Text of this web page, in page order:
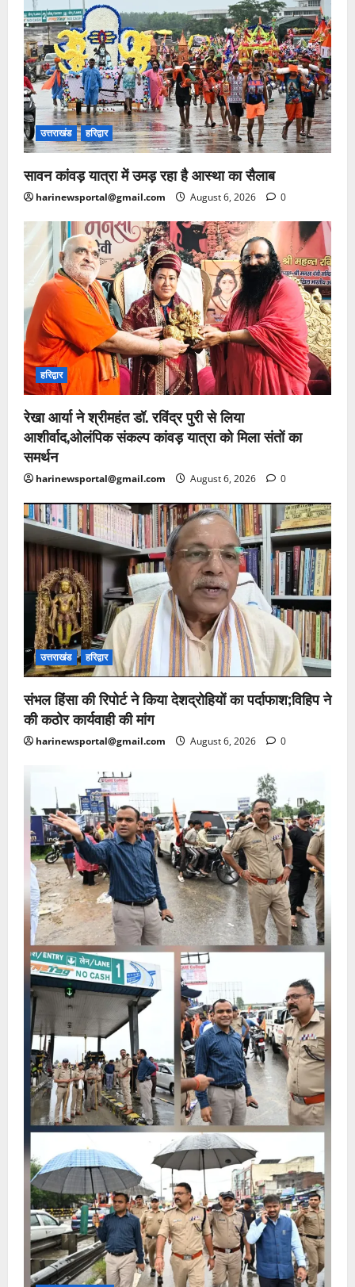
उत्तराखंड हरिद्वार
सावन कांवड़ यात्रा में उमड़ रहा है आस्था का सैलाब
harinewsportal@gmail.com August 6, 2026 0
हरिद्वार
रेखा आर्या ने श्रीमहंत डॉ. रविंद्र पुरी से लिया
आशीर्वाद,ओलंपिक संकल्प कांवड़ यात्रा को मिला संतों का
समर्थन
harinewsportal@gmail.com August 6, 2026 0
उत्तराखंड हरिद्वार
संभल हिंसा की रिपोर्ट ने किया देशद्रोहियों का पर्दाफाश;विहिप ने
की कठोर कार्यवाही की मांग
harinewsportal@gmail.com August 6, 2026 0